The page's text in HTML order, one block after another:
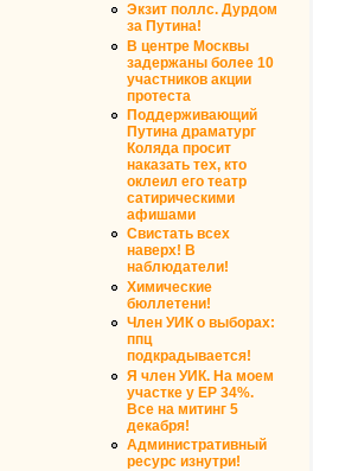
Экзит поллс. Дурдом
за Путина!
В центре Москвы
задержаны более 10
участников акции
протеста
Поддерживающий
Путина драматург
Коляда просит
наказать тех, кто
оклеил его театр
сатирическими
афишами
Свистать всех
наверх! В
наблюдатели!
Химические
бюллетени!
Член УИК о выборах:
ппц
подкрадывается!
Я член УИК. На моем
участке у ЕР 34%.
Все на митинг 5
декабря!
Административный
ресурс изнутри!